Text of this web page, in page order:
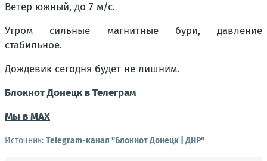
Ветер южный, до 7 м/с.
Утром сильные магнитные бури, давление
стабильное.
Дождевик сегодня будет не лишним.
Блокнот Донецк в Телеграм
Мы в МАХ
Источник: Telegram-канал "Блокнот Донецк | ДНР"